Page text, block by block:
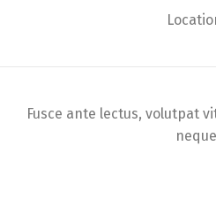
Fusce ante lectus, volutpat